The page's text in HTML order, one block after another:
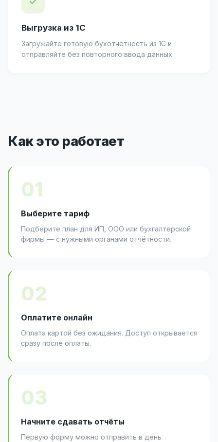
Выгрузка из 1С
Загружайте готовую бухотчётность из 1С и
отправляйте без повторного ввода данных.
Как это работает
01
Выберите тариф
Подберите план для ИП, ООО или бухгалтерской
фирмы — с нужными органами отчётности.
02
Оплатите онлайн
Оплата картой без ожидания. Доступ открывается
сразу после оплаты.
03
Начните сдавать отчёты
Первую форму можно отправить в день